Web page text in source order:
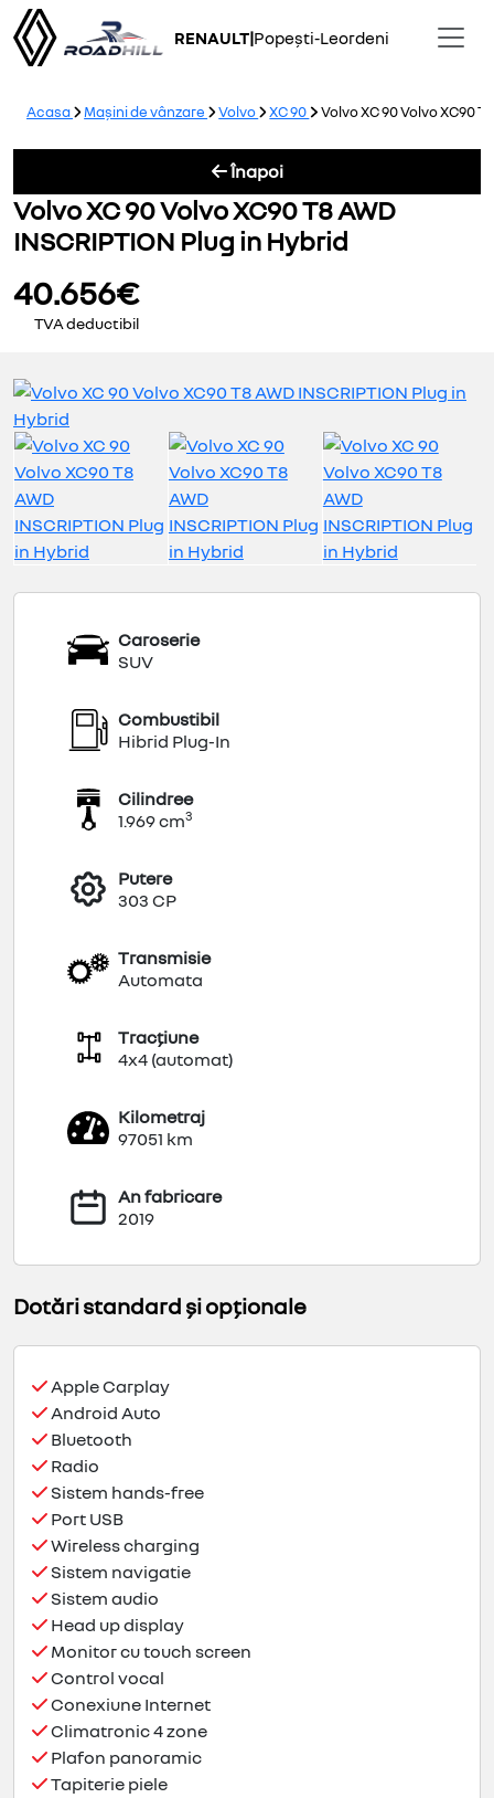
RENAULT|Popești-Leordeni
Acasa Mașini de vânzare Volvo XC 90 Volvo XC 90 Volvo XC90
Înapoi
Volvo XC 90 Volvo XC90 T8 AWD
INSCRIPTION Plug in Hybrid
40.656€
TVA deductibil
Caroserie
SUV
Combustibil
Hibrid Plug-In
Cilindree
1.969 cm3
Putere
303 CP
Transmisie
Automata
Tracțiune
4x4 (automat)
Kilometraj
97051 km
An fabricare
2019
Dotări standard și opționale
Apple Carplay
Android Auto
Bluetooth
Radio
Sistem hands-free
Port USB
Wireless charging
Sistem navigatie
Sistem audio
Head up display
Monitor cu touch screen
Control vocal
Conexiune Internet
Climatronic 4 zone
Plafon panoramic
Tapiterie piele